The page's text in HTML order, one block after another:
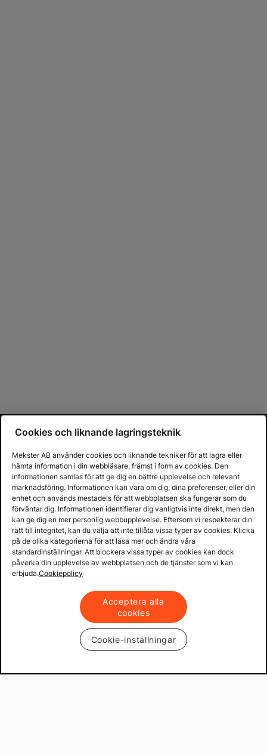
Cookies och liknande lagringsteknik
Mekster AB använder cookies och liknande tekniker för att lagra eller
hämta information i din webbläsare, främst i form av cookies. Den
informationen samlas för att ge dig en bättre upplevelse och relevant
marknadsföring. Informationen kan vara om dig, dina preferenser, eller din
enhet och används mestadels för att webbplatsen ska fungerar som du
förväntar dig. Informationen identifierar dig vanligtvis inte direkt, men den
kan ge dig en mer personlig webbupplevelse. Eftersom vi respekterar din
rätt till integritet, kan du välja att inte tillåta vissa typer av cookies. Klicka
på de olika kategorierna för att läsa mer och ändra våra
standardinställningar. Att blockera vissa typer av cookies kan dock
påverka din upplevelse av webbplatsen och de tjänster som vi kan
erbjuda.Cookiepolicy
Acceptera alla
cookies
Cookie-inställningar